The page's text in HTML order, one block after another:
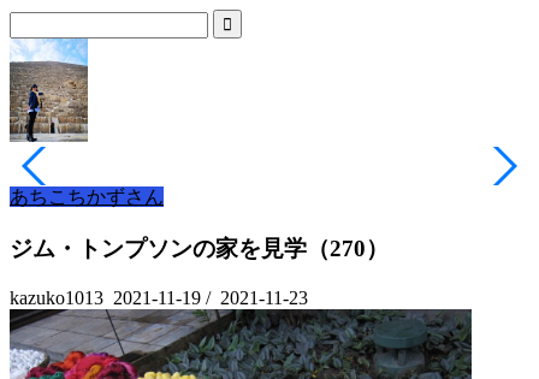
あちこちかずさん
ジム・トンプソンの家を見学（270）
kazuko1013 2021-11-19 / 2021-11-23